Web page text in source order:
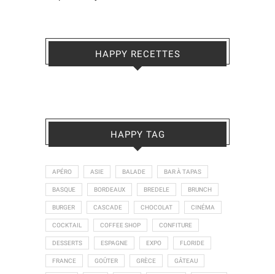
HAPPY RECETTES
HAPPY TAG
APÉRO ASIE BALADE BAR À TAPAS
BASQUE BORDEAUX BREDELE BRUNCH
BURGER CASCADE CHOCOLAT CINÉMA
COCKTAIL COFFEE SHOP CONFITURE
DESSERTS ESPAGNE EXPO FLORIDE
FRANCE GOÛTER GRÈCE GÂTEAU